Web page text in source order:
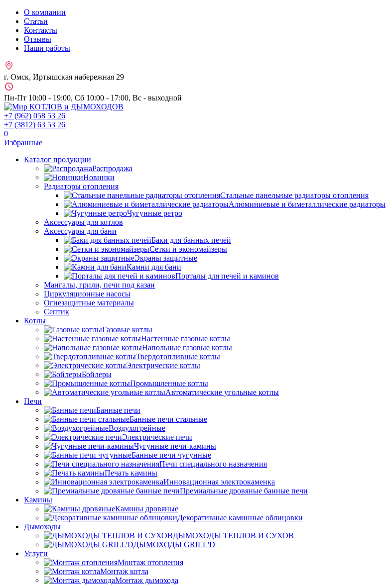
О компании
Статьи
Контакты
Отзывы
Наши работы
г. Омск, Иртышская набережная 29
Пн-Пт 10:00 - 19:00, Сб 10:00 - 17:00, Вс - выходной
+7 (962) 058 53 26
+7 (3812) 63 53 26
0
Избранные
Каталог продукции
Распродажа
Новинки
Радиаторы отопления
Стальные панельные радиаторы отопления
Алюминиевые и биметаллические радиаторы
Чугунные ретро
Аксессуары для котлов
Аксессуары для бани
Баки для банных печей
Сетки и экономайзеры
Экраны защитные
Камни для бани
Порталы для печей и каминов
Мангалы, грили, печи под казан
Циркуляционные насосы
Огнезащитные материалы
Септик
Котлы
Газовые котлы
Настенные газовые котлы
Напольные газовые котлы
Твердотопливные котлы
Электрические котлы
Бойлеры
Промышленные котлы
Автоматические угольные котлы
Печи
Банные печи
Банные печи стальные
Воздухогрейные
Электрические печи
Чугунные печи-камины
Банные печи чугунные
Печи специального назначения
Печать камины
Инновационная электрокаменка
Премиальные дровяные банные печи
Камины
Камины дровяные
Декоративные каминные облицовки
Дымоходы
ДЫМОХОДЫ ТЕПЛОВ И СУХОВ
ДЫМОХОДЫ GRILL'D
Услуги
Монтаж отопления
Монтаж котла
Монтаж дымохода